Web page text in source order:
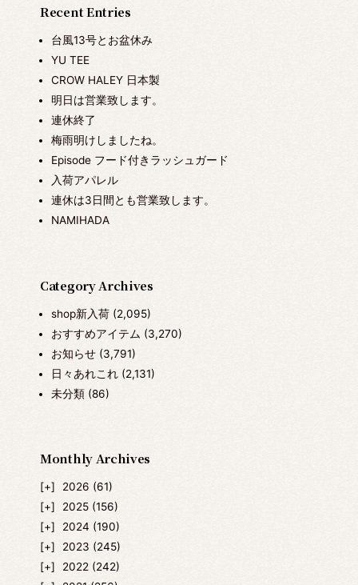
Recent Entries
台風13号とお盆休み
YU TEE
CROW HALEY 日本製
明日は営業致します。
連休終了
梅雨明けしましたね。
Episode フード付きラッシュガード
入荷アパレル
連休は3日間とも営業致します。
NAMIHADA
Category Archives
shop新入荷(2,095)
おすすめアイテム (3,270)
お知らせ(3,791)
日々あれこれ(2,131)
未分類(86)
Monthly Archives
2026 (61)
2025 (156)
2024 (190)
2023 (245)
2022 (242)